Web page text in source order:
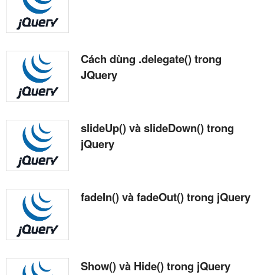
Cách dùng .delegate() trong
JQuery
slideUp() và slideDown() trong
jQuery
fadeIn() và fadeOut() trong jQuery
Show() và Hide() trong jQuery